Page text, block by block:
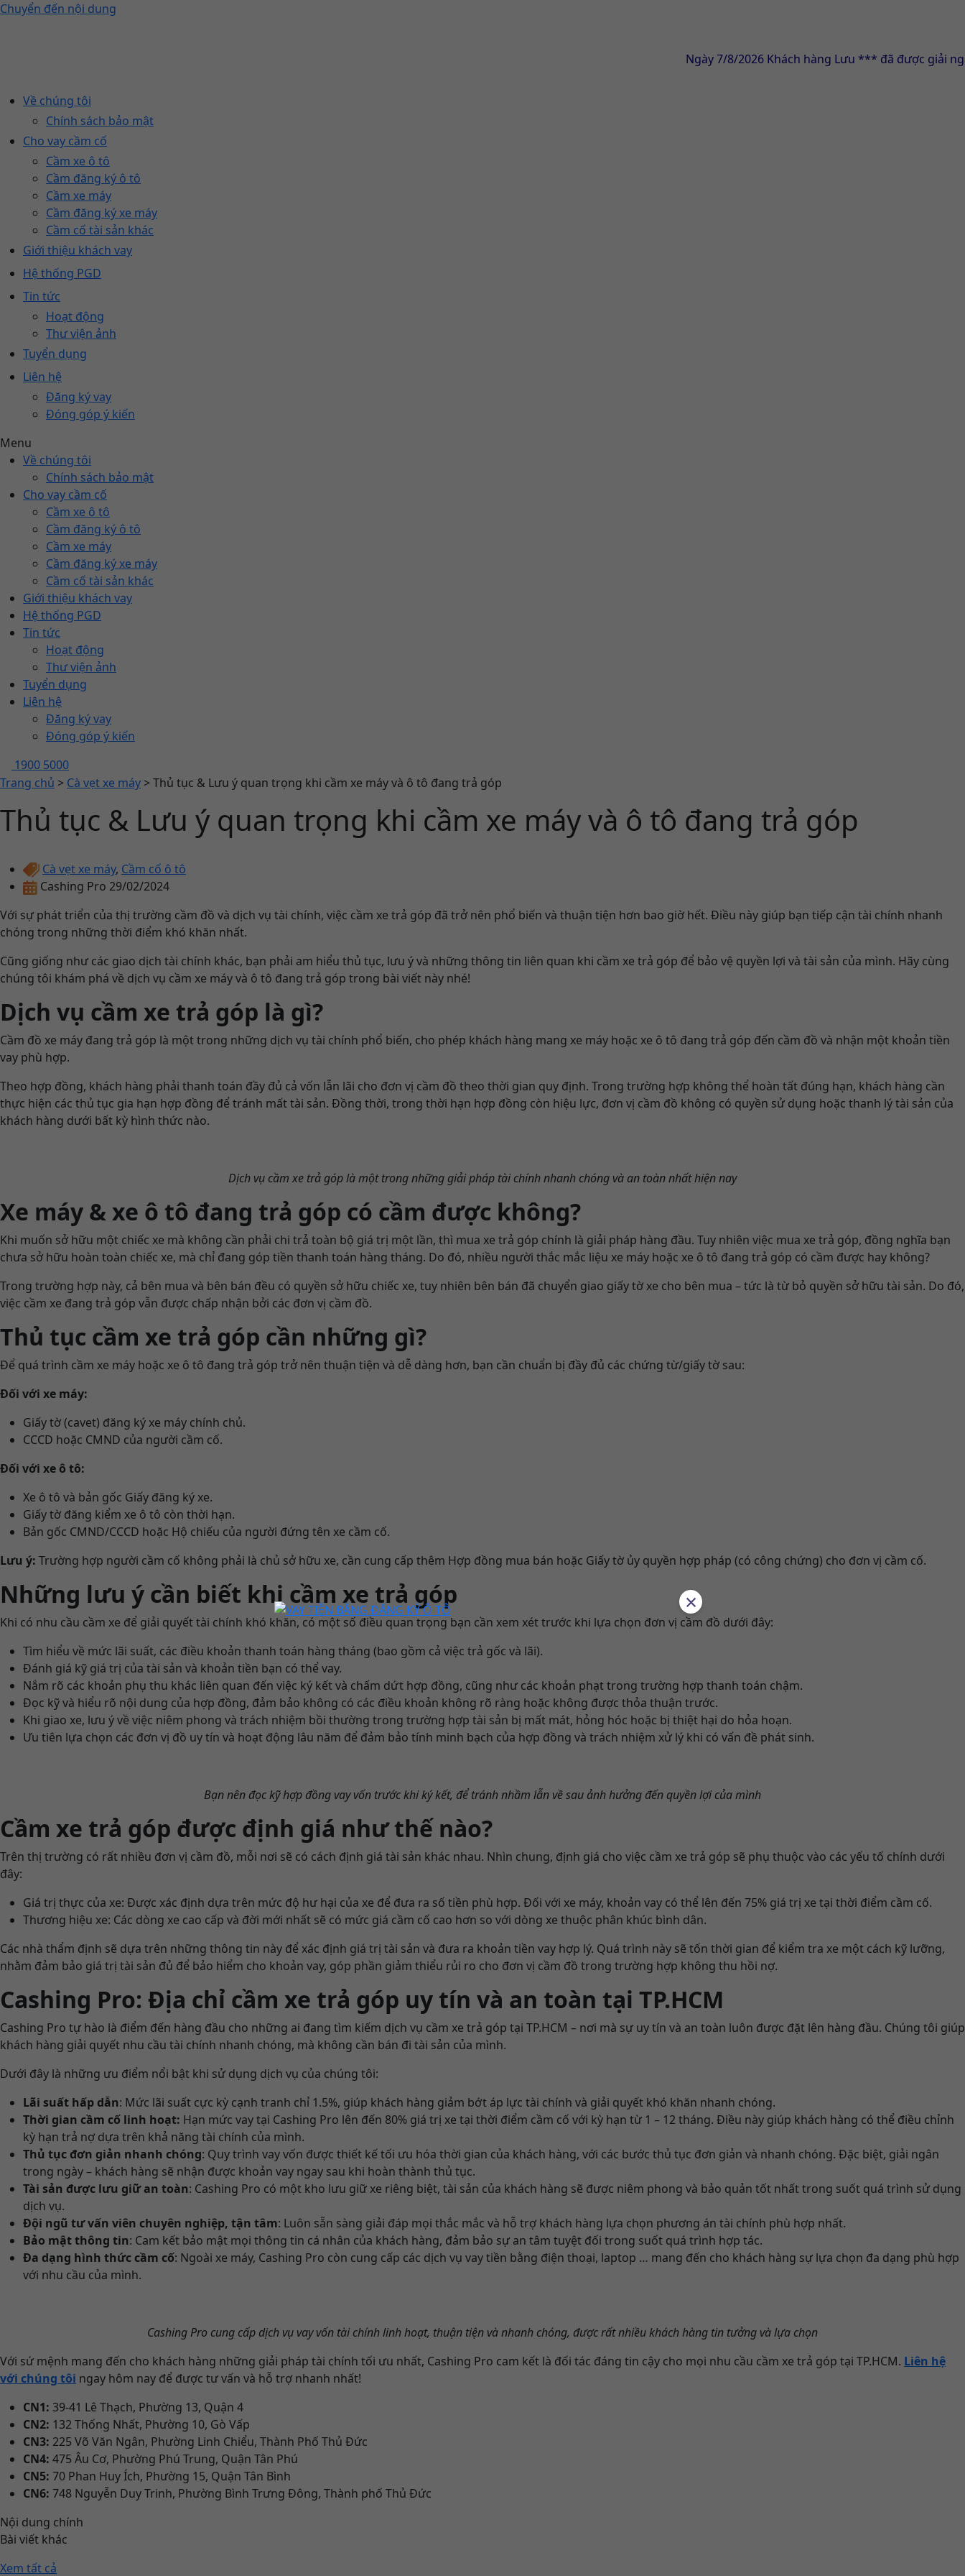
Chuyển đến nội dung
Ngày 7/8/2026 Khách hàng Lưu *** đã được giải ngân
Về chúng tôi
Chính sách bảo mật
Cho vay cầm cố
Cầm xe ô tô
Cầm đăng ký ô tô
Cầm xe máy
Cầm đăng ký xe máy
Cầm cố tài sản khác
Giới thiệu khách vay
Hệ thống PGD
Tin tức
Hoạt động
Thư viện ảnh
Tuyển dụng
Liên hệ
Đăng ký vay
Đóng góp ý kiến
Menu
Về chúng tôi
Chính sách bảo mật
Cho vay cầm cố
Cầm xe ô tô
Cầm đăng ký ô tô
Cầm xe máy
Cầm đăng ký xe máy
Cầm cố tài sản khác
Giới thiệu khách vay
Hệ thống PGD
Tin tức
Hoạt động
Thư viện ảnh
Tuyển dụng
Liên hệ
Đăng ký vay
Đóng góp ý kiến
1900 5000
Trang chủ > Cà vẹt xe máy >Thủ tục & Lưu ý quan trọng khi cầm xe máy và ô tô đang trả góp
Thủ tục & Lưu ý quan trọng khi cầm xe máy và ô tô đang trả góp
Cà vẹt xe máy, Cầm cố ô tô
Cashing Pro 29/02/2024
Với sự phát triển của thị trường cầm đồ và dịch vụ tài chính, việc cầm xe trả góp đã trở nên phổ biến và thuận tiện hơn bao giờ hết. Điều này giúp bạn tiếp cận tài chính nhanh
chóng trong những thời điểm khó khăn nhất.
Cũng giống như các giao dịch tài chính khác, bạn phải am hiểu thủ tục, lưu ý và những thông tin liên quan khi cầm xe trả góp để bảo vệ quyền lợi và tài sản của mình. Hãy cùng
chúng tôi khám phá về dịch vụ cầm xe máy và ô tô đang trả góp trong bài viết này nhé!
Dịch vụ cầm xe trả góp là gì?
Cầm đồ xe máy đang trả góp là một trong những dịch vụ tài chính phổ biến, cho phép khách hàng mang xe máy hoặc xe ô tô đang trả góp đến cầm đồ và nhận một khoản tiền
vay phù hợp.
Theo hợp đồng, khách hàng phải thanh toán đầy đủ cả vốn lẫn lãi cho đơn vị cầm đồ theo thời gian quy định. Trong trường hợp không thể hoàn tất đúng hạn, khách hàng cần
thực hiện các thủ tục gia hạn hợp đồng để tránh mất tài sản. Đồng thời, trong thời hạn hợp đồng còn hiệu lực, đơn vị cầm đồ không có quyền sử dụng hoặc thanh lý tài sản của
khách hàng dưới bất kỳ hình thức nào.
Dịch vụ cầm xe trả góp là một trong những giải pháp tài chính nhanh chóng và an toàn nhất hiện nay
Xe máy & xe ô tô đang trả góp có cầm được không?
Khi muốn sở hữu một chiếc xe mà không cần phải chi trả toàn bộ giá trị một lần, thì mua xe trả góp chính là giải pháp hàng đầu. Tuy nhiên việc mua xe trả góp, đồng nghĩa bạn
chưa sở hữu hoàn toàn chiếc xe, mà chỉ đang góp tiền thanh toán hàng tháng. Do đó, nhiều người thắc mắc liệu xe máy hoặc xe ô tô đang trả góp có cầm được hay không?
Trong trường hợp này, cả bên mua và bên bán đều có quyền sở hữu chiếc xe, tuy nhiên bên bán đã chuyển giao giấy tờ xe cho bên mua – tức là từ bỏ quyền sở hữu tài sản. Do đó,
việc cầm xe đang trả góp vẫn được chấp nhận bởi các đơn vị cầm đồ.
Thủ tục cầm xe trả góp cần những gì?
Để quá trình cầm xe máy hoặc xe ô tô đang trả góp trở nên thuận tiện và dễ dàng hơn, bạn cần chuẩn bị đầy đủ các chứng từ/giấy tờ sau:
Đối với xe máy:
Giấy tờ (cavet) đăng ký xe máy chính chủ.
CCCD hoặc CMND của người cầm cố.
Đối với xe ô tô:
Xe ô tô và bản gốc Giấy đăng ký xe.
Giấy tờ đăng kiểm xe ô tô còn thời hạn.
Bản gốc CMND/CCCD hoặc Hộ chiếu của người đứng tên xe cầm cố.
Lưu ý: Trường hợp người cầm cố không phải là chủ sở hữu xe, cần cung cấp thêm Hợp đồng mua bán hoặc Giấy tờ ủy quyền hợp pháp (có công chứng) cho đơn vị cầm cố.
Những lưu ý cần biết khi cầm xe trả góp
Khi có nhu cầu cầm xe để giải quyết tài chính khó khăn, có một số điều quan trọng bạn cần xem xét trước khi lựa chọn đơn vị cầm đồ dưới đây:
Tìm hiểu về mức lãi suất, các điều khoản thanh toán hàng tháng (bao gồm cả việc trả gốc và lãi).
Đánh giá kỹ giá trị của tài sản và khoản tiền bạn có thể vay.
Nắm rõ các khoản phụ thu khác liên quan đến việc ký kết và chấm dứt hợp đồng, cũng như các khoản phạt trong trường hợp thanh toán chậm.
Đọc kỹ và hiểu rõ nội dung của hợp đồng, đảm bảo không có các điều khoản không rõ ràng hoặc không được thỏa thuận trước.
Khi giao xe, lưu ý về việc niêm phong và trách nhiệm bồi thường trong trường hợp tài sản bị mất mát, hỏng hóc hoặc bị thiệt hại do hỏa hoạn.
Ưu tiên lựa chọn các đơn vị đồ uy tín và hoạt động lâu năm để đảm bảo tính minh bạch của hợp đồng và trách nhiệm xử lý khi có vấn đề phát sinh.
Bạn nên đọc kỹ hợp đồng vay vốn trước khi ký kết, để tránh nhầm lẫn về sau ảnh hưởng đến quyền lợi của mình
Cầm xe trả góp được định giá như thế nào?
Trên thị trường có rất nhiều đơn vị cầm đồ, mỗi nơi sẽ có cách định giá tài sản khác nhau. Nhìn chung, định giá cho việc cầm xe trả góp sẽ phụ thuộc vào các yếu tố chính dưới
đây:
Giá trị thực của xe: Được xác định dựa trên mức độ hư hại của xe để đưa ra số tiền phù hợp. Đối với xe máy, khoản vay có thể lên đến 75% giá trị xe tại thời điểm cầm cố.
Thương hiệu xe: Các dòng xe cao cấp và đời mới nhất sẽ có mức giá cầm cố cao hơn so với dòng xe thuộc phân khúc bình dân.
Các nhà thẩm định sẽ dựa trên những thông tin này để xác định giá trị tài sản và đưa ra khoản tiền vay hợp lý. Quá trình này sẽ tốn thời gian để kiểm tra xe một cách kỹ lưỡng,
nhằm đảm bảo giá trị tài sản đủ để bảo hiểm cho khoản vay, góp phần giảm thiểu rủi ro cho đơn vị cầm đồ trong trường hợp không thu hồi nợ.
Cashing Pro: Địa chỉ cầm xe trả góp uy tín và an toàn tại TP.HCM
Cashing Pro tự hào là điểm đến hàng đầu cho những ai đang tìm kiếm dịch vụ cầm xe trả góp tại TP.HCM – nơi mà sự uy tín và an toàn luôn được đặt lên hàng đầu. Chúng tôi giúp
khách hàng giải quyết nhu cầu tài chính nhanh chóng, mà không cần bán đi tài sản của mình.
Dưới đây là những ưu điểm nổi bật khi sử dụng dịch vụ của chúng tôi:
Lãi suất hấp dẫn: Mức lãi suất cực kỳ cạnh tranh chỉ 1.5%, giúp khách hàng giảm bớt áp lực tài chính và giải quyết khó khăn nhanh chóng.
Thời gian cầm cố linh hoạt: Hạn mức vay tại Cashing Pro lên đến 80% giá trị xe tại thời điểm cầm cố với kỳ hạn từ 1 – 12 tháng. Điều này giúp khách hàng có thể điều chỉnh
kỳ hạn trả nợ dựa trên khả năng tài chính của mình.
Thủ tục đơn giản nhanh chóng: Quy trình vay vốn được thiết kế tối ưu hóa thời gian của khách hàng, với các bước thủ tục đơn giản và nhanh chóng. Đặc biệt, giải ngân
trong ngày – khách hàng sẽ nhận được khoản vay ngay sau khi hoàn thành thủ tục.
Tài sản được lưu giữ an toàn: Cashing Pro có một kho lưu giữ xe riêng biệt, tài sản của khách hàng sẽ được niêm phong và bảo quản tốt nhất trong suốt quá trình sử dụng
dịch vụ.
Đội ngũ tư vấn viên chuyên nghiệp, tận tâm: Luôn sẵn sàng giải đáp mọi thắc mắc và hỗ trợ khách hàng lựa chọn phương án tài chính phù hợp nhất.
Bảo mật thông tin: Cam kết bảo mật mọi thông tin cá nhân của khách hàng, đảm bảo sự an tâm tuyệt đối trong suốt quá trình hợp tác.
Đa dạng hình thức cầm cố: Ngoài xe máy, Cashing Pro còn cung cấp các dịch vụ vay tiền bằng điện thoại, laptop … mang đến cho khách hàng sự lựa chọn đa dạng phù hợp
với nhu cầu của mình.
Cashing Pro cung cấp dịch vụ vay vốn tài chính linh hoạt, thuận tiện và nhanh chóng, được rất nhiều khách hàng tin tưởng và lựa chọn
Với sứ mệnh mang đến cho khách hàng những giải pháp tài chính tối ưu nhất, Cashing Pro cam kết là đối tác đáng tin cậy cho mọi nhu cầu cầm xe trả góp tại TP.HCM. Liên hệ
với chúng tôi ngay hôm nay để được tư vấn và hỗ trợ nhanh nhất!
CN1: 39-41 Lê Thạch, Phường 13, Quận 4
CN2: 132 Thống Nhất, Phường 10, Gò Vấp
CN3: 225 Võ Văn Ngân, Phường Linh Chiểu, Thành Phố Thủ Đức
CN4: 475 Âu Cơ, Phường Phú Trung, Quận Tân Phú
CN5: 70 Phan Huy Ích, Phường 15, Quận Tân Bình
CN6: 748 Nguyễn Duy Trinh, Phường Bình Trưng Đông, Thành phố Thủ Đức
Nội dung chính
Bài viết khác
Xem tất cả
×